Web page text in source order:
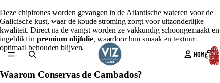
HOME
AFBEELDING
Deze chipirones worden gevangen in de Atlantische wateren voor de
Galicische kust, waar de koude stroming zorgt voor uitzonderlijke
kwaliteit. Direct na de vangst worden ze vakkundig schoongemaakt en
ingeblikt in premium olijfolie, waardoor hun smaak en textuur
optimaal behouden blijven.
Waarom Conservas de Cambados?